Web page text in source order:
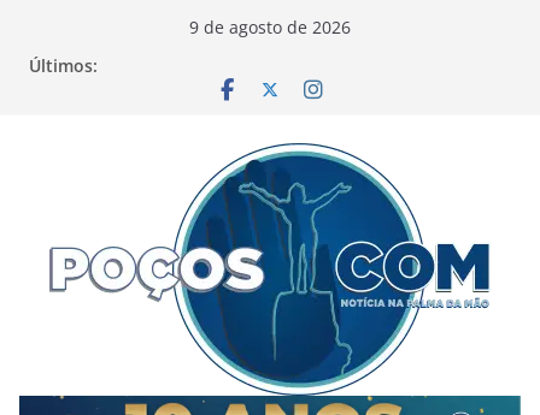
9 de agosto de 2026
Últimos: